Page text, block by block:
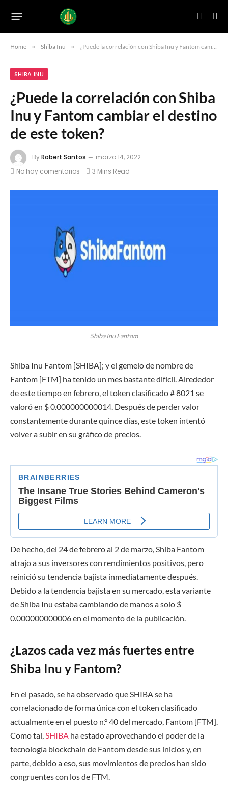
Home » Shiba Inu » ¿Puede la correlación con Shiba Inu y Fantom cambiar el destino de este token?
SHIBA INU
¿Puede la correlación con Shiba
Inu y Fantom cambiar el destino
de este token?
ByRobert Santos
marzo 14, 2022
No hay comentarios
3 Mins Read
Shiba Inu Fantom
Shiba Inu Fantom [SHIBA]; y el gemelo de nombre de
Fantom [FTM] ha tenido un mes bastante difícil. Alrededor
de este tiempo en febrero, el token clasificado # 8021 se
valoró en $ 0.000000000014. Después de perder valor
constantemente durante quince días, este token intentó
volver a subir en su gráfico de precios.
De hecho, del 24 de febrero al 2 de marzo, Shiba Fantom
atrajo a sus inversores con rendimientos positivos, pero
reinició su tendencia bajista inmediatamente después.
Debido a la tendencia bajista en su mercado, esta variante
de Shiba Inu estaba cambiando de manos a solo $
0.000000000006 en el momento de la publicación.
¿Lazos cada vez más fuertes entre
Shiba Inu y Fantom?
En el pasado, se ha observado que SHIBA se ha
correlacionado de forma única con el token clasificado
actualmente en el puesto n.° 40 del mercado, Fantom [FTM].
Como tal,SHIBA ha estado aprovechando el poder de la
tecnología blockchain de Fantom desde sus inicios y, en
parte, debido a eso, sus movimientos de precios han sido
congruentes con los de FTM.